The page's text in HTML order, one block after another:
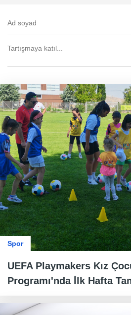
Spor
UEFA Playmakers Kız
Programı'nda İlk Hafta